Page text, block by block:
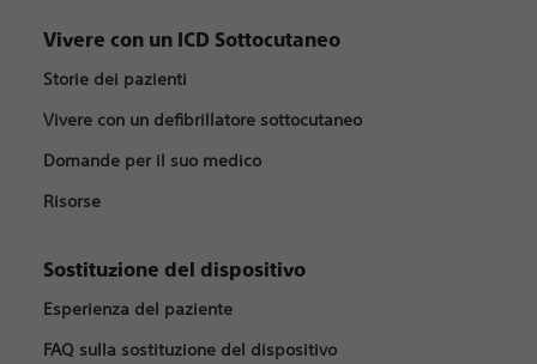
Vivere con un ICD Sottocutaneo
Storie dei pazienti
Vivere con un defibrillatore sottocutaneo
Domande per il suo medico
Risorse
Sostituzione del dispositivo
Esperienza del paziente
FAQ sulla sostituzione del dispositivo